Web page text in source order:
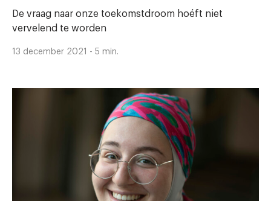
De vraag naar onze toekomstdroom hoéft niet
vervelend te worden
13 december 2021 - 5 min.